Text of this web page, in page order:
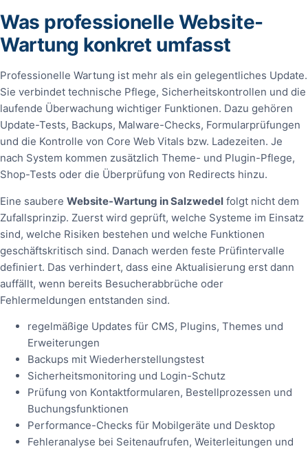
Was professionelle Website-
Wartung konkret umfasst
Professionelle Wartung ist mehr als ein gelegentliches Update.
Sie verbindet technische Pflege, Sicherheitskontrollen und die
laufende Überwachung wichtiger Funktionen. Dazu gehören
Update-Tests, Backups, Malware-Checks, Formularprüfungen
und die Kontrolle von Core Web Vitals bzw. Ladezeiten. Je
nach System kommen zusätzlich Theme- und Plugin-Pflege,
Shop-Tests oder die Überprüfung von Redirects hinzu.
Eine saubere Website-Wartung in Salzwedel folgt nicht dem
Zufallsprinzip. Zuerst wird geprüft, welche Systeme im Einsatz
sind, welche Risiken bestehen und welche Funktionen
geschäftskritisch sind. Danach werden feste Prüfintervalle
definiert. Das verhindert, dass eine Aktualisierung erst dann
auffällt, wenn bereits Besucherabbrüche oder
Fehlermeldungen entstanden sind.
regelmäßige Updates für CMS, Plugins, Themes und
Erweiterungen
Backups mit Wiederherstellungstest
Sicherheitsmonitoring und Login-Schutz
Prüfung von Kontaktformularen, Bestellprozessen und
Buchungsfunktionen
Performance-Checks für Mobilgeräte und Desktop
Fehleranalyse bei Seitenaufrufen, Weiterleitungen und